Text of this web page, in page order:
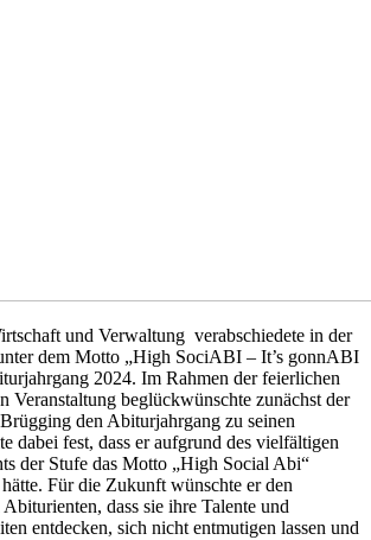
und Verwaltung verabschiedete in der
dem Motto „High SociABI – It’s gonnABI
2024. Im Rahmen der feierlichen
Veranstaltung beglückwünschte zunächst der
den Abiturjahrgang zu seinen
dabei fest, dass er aufgrund des vielfältigen
der Stufe das Motto „High Social Abi“
Für die Zukunft wünschte er den
dass sie ihre Talente und
entdecken, sich nicht entmutigen lassen und